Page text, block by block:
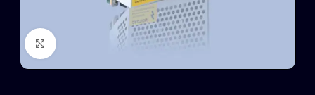
Click to enlarge